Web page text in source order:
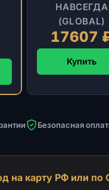
НАВСЕГДА
(GLOBAL)
17607
Купить
Безопасная
на карту РФ или по